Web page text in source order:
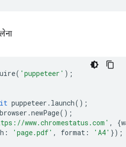
( 'puppeteer' );
puppeteer . launch();
browser .newPage();
www.chromestatus.com' , {
: 'page.pdf' , format : 'A4' });